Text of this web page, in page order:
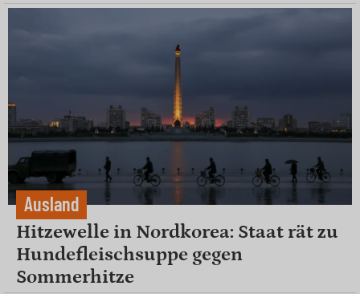
Ausland
Hitzewelle in Nordkorea: Staat rät zu
Hundefleischsuppe gegen
Sommerhitze